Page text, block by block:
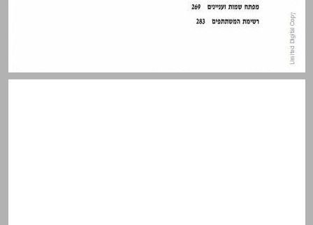
מבוא: פוליטיקה ותקשורת - משא ומתן מתמשך ... 7